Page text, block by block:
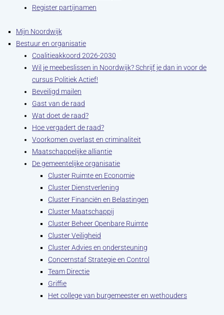
Register partijnamen
Mijn Noordwijk
Bestuur en organisatie
Coalitieakkoord 2026-2030
Wil je meebeslissen in Noordwijk? Schrijf je dan in voor de
cursus Politiek Actief!
Beveiligd mailen
Gast van de raad
Wat doet de raad?
Hoe vergadert de raad?
Voorkomen overlast en criminaliteit
Maatschappelijke alliantie
De gemeentelijke organisatie
Cluster Ruimte en Economie
Cluster Dienstverlening
Cluster Financiën en Belastingen
Cluster Maatschappij
Cluster Beheer Openbare Ruimte
Cluster Veiligheid
Cluster Advies en ondersteuning
Concernstaf Strategie en Control
Team Directie
Griffie
Het college van burgemeester en wethouders